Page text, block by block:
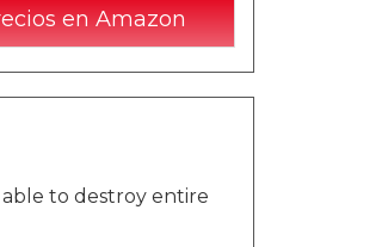
en Amazon
to destroy entire